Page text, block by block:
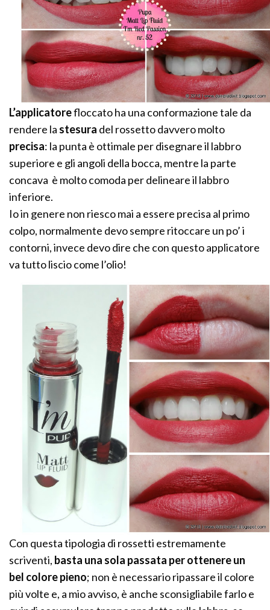
L’applicatorefloccato ha una conformazione tale da
rendere la stesura del rossetto davvero molto
precisa: la punta è ottimale per disegnare il labbro
superiore e gli angoli della bocca, mentre la parte
concava è molto comoda per delineare il labbro
inferiore.
Io in genere non riesco mai a essere precisa al primo
colpo, normalmente devo sempre ritoccare un po’ i
contorni, invece devo dire che con questo applicatore
va tutto liscio come l’olio!
Con questa tipologia di rossetti estremamente
scriventi, basta una sola passata per ottenere un
bel colore pieno; non è necessario ripassare il colore
più volte e, a mio avviso, è anche sconsigliabile farlo e